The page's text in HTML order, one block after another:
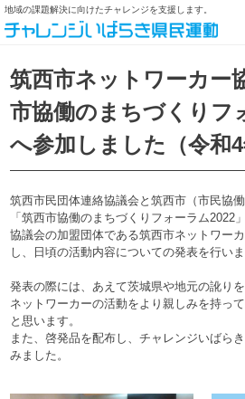
地域の課題解決に向けたチャレンジを支援します。
筑西市ネットワーカー
市協働のまちづくりフ
へ参加しました（令和4
筑西市民団体連絡協議会と筑西市（市民協
「筑西市協働のまちづくりフォーラム2022
協議会の加盟団体である筑西市ネットワー
し、日頃の活動内容についての発表を行いま
発表の際には、あえて茨城県や地元の訛り
ネットワーカーの活動をより親しみを持っ
と思います。
また、啓発品を配布し、チャレンジいばら
みました。